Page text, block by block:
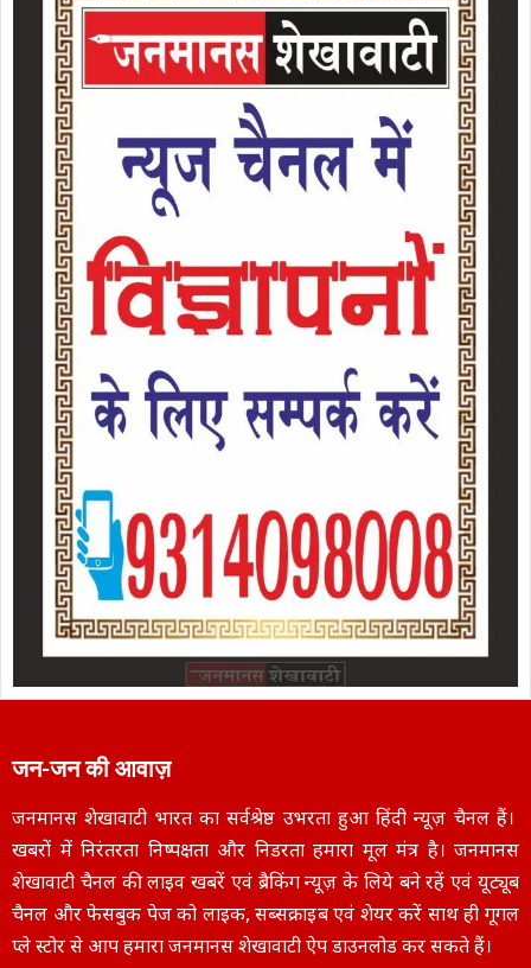
जन-जन की आवाज़
जनमानस शेखावाटी भारत का सर्वश्रेष्ठ उभरता हुआ हिंदी न्यूज़ चैनल हैं।
खबरों में निरंतरता निष्पक्षता और निडरता हमारा मूल मंत्र है। जनमानस
शेखावाटी चैनल की लाइव खबरें एवं ब्रैकिंग न्यूज़ के लिये बने रहें एवं यूट्यूब
चैनल और फेसबुक पेज को लाइक, सब्सक्राइब एवं शेयर करें साथ ही गूगल
प्ले स्टोर से आप हमारा जनमानस शेखावाटी ऐप डाउनलोड कर सकते हैं।